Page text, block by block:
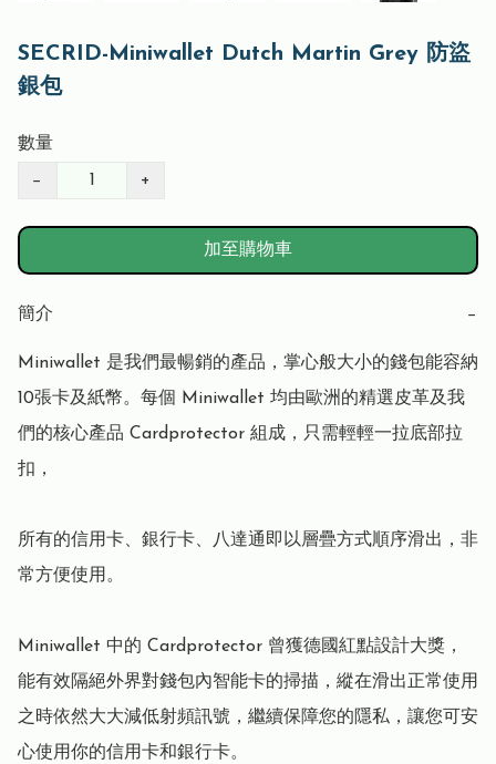
SECRID-Miniwallet Dutch Martin Grey 防盜
銀包
數量
− +
加至購物車
簡介 −
Miniwallet 是我們最暢銷的產品，掌心般大小的錢包能容納
10張卡及紙幣。每個 Miniwallet 均由歐洲的精選皮革及我
們的核心產品 Cardprotector 組成，只需輕輕一拉底部拉
扣，
所有的信用卡、銀行卡、八達通即以層疊方式順序滑出，非
常方便使用。
Miniwallet 中的 Cardprotector 曾獲德國紅點設計大獎，
能有效隔絕外界對錢包內智能卡的掃描，縱在滑出正常使用
之時依然大大減低射頻訊號，繼續保障您的隱私，讓您可安
心使用你的信用卡和銀行卡。